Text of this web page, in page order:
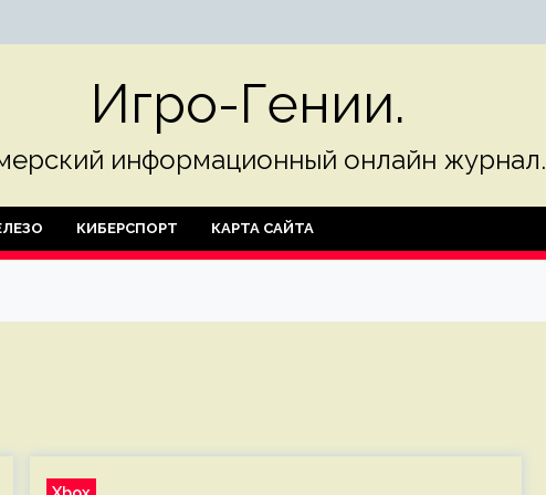
Игро-Гении.
информационный онлайн журнал.
КИБЕРСПОРТ КАРТА САЙТА